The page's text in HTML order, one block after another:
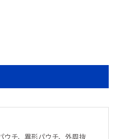
ウチ、異形パウチ、外周抜